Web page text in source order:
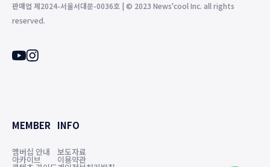
판매업 제2024-서울서대문-0036호 | © 2023 News'cool Inc. all rights
reserved.
MEMBER
멤버십 안내
아카이브
INFO
보도자료
이용약관